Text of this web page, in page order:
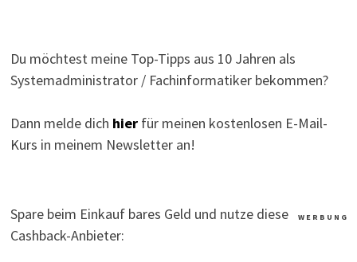
Du möchtest meine Top-Tipps aus 10 Jahren als
Systemadministrator / Fachinformatiker bekommen?
Dann melde dich hierfür meinen kostenlosen E-Mail-
Kurs in meinem Newsletter an!
W E R B U N G
Spare beim Einkauf bares Geld und nutze diese
Cashback-Anbieter: